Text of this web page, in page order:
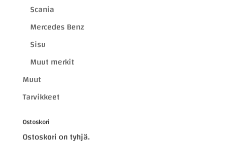
Scania
Mercedes Benz
Sisu
Muut merkit
Muut
Tarvikkeet
Ostoskori
Ostoskori on tyhjä.